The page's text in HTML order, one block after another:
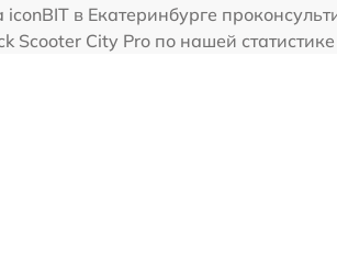
в Екатеринбурге
Scooter City Pro по нашей